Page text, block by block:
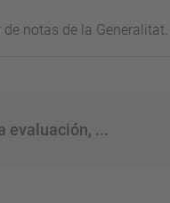
notas de la Generalitat.
evaluación, ...